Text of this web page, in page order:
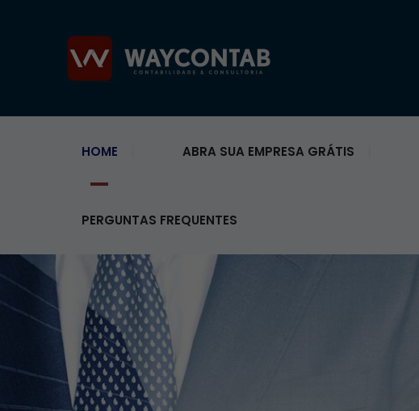
HOME ABRA SUA EMPRESA GRÁTIS
PERGUNTAS FREQUENTES